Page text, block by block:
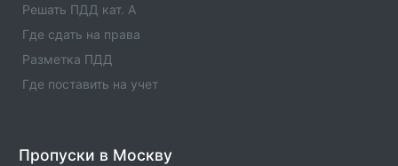
Решать ПДД кат. A
Где сдать на права
Разметка ПДД
Где поставить на учет
Пропуски в Москву